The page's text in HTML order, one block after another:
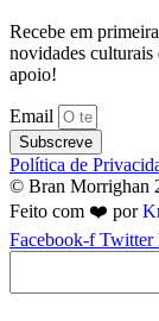
Recebe em
novidades
apoio!
Email
Subscreve
Política de
© Bran Morrighan
Feito com ❤️ por
Facebook-f Twitter